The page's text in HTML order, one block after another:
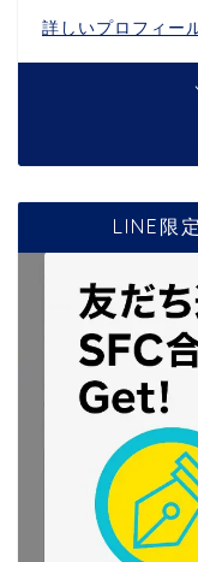
詳しいプロフィー
LINE限